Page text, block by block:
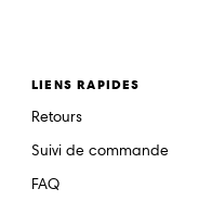
LIENS RAPIDES
Retours
Suivi de commande
FAQ